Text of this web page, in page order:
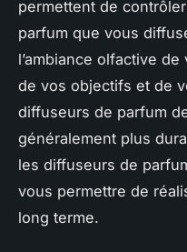
permettent de
parfum que vous
l’ambiance olfactive
de vos objectifs et de
diffuseurs de parfum
généralement plus
les diffuseurs de
vous permettre de
long terme.